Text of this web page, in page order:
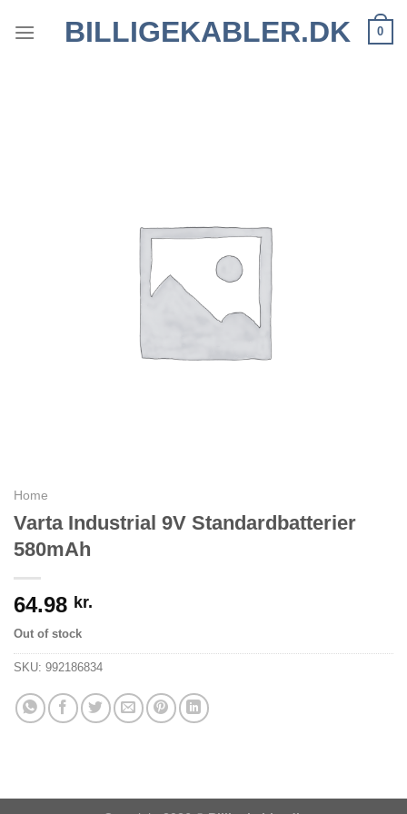
BILLIGEKABLER.DK 0
Home
Varta Industrial 9V Standardbatterier
580mAh
64.98 kr.
Out of stock
SKU: 992186834